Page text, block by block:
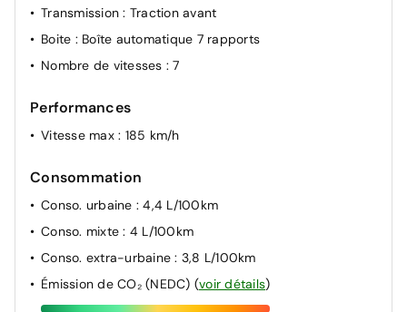
Transmission: Traction avant
Boite : Boîte automatique 7 rapports
Nombre de vitesses : 7
Performances
Vitesse max : 185 km/h
Consommation
Conso. urbaine : 4,4 L/100km
Conso. mixte: 4 L/100km
Conso. extra-urbaine: 3,8 L/100km
Émission de CO₂ (NEDC) (voir détails)